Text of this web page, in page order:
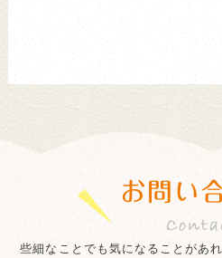
お問い
些細なことでも気になることがあ